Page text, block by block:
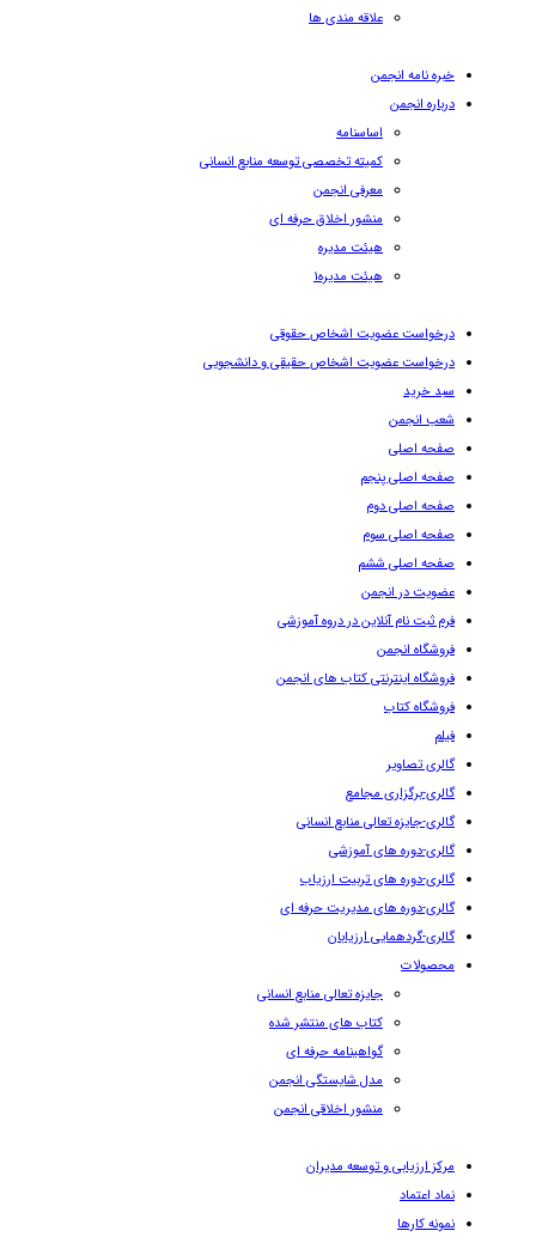
علاقه مندی ها
خبره نامه انجمن
درباره انجمن
اساسنامه
کمیته تخصصی توسعه منابع انسانی
معرفی انجمن
منشور اخلاق حرفه ای
هیئت مدیره
هیئت مدیره۱
درخواست عضویت اشخاص حقوقی
درخواست عضویت اشخاص حقیقی و دانشجویی
سبد خرید
شعب انجمن
صفحه اصلی
صفحه اصلی پنجم
صفحه اصلی دوم
صفحه اصلی سوم
صفحه اصلی ششم
عضویت در انجمن
فرم ثبت نام آنلاین در دروه آموزشی
فروشگاه انجمن
فروشگاه اینترنتی کتاب های انجمن
فروشگاه کتاب
فیلم
گالری تصاویر
گالری-برگزاری مجامع
گالری-جایزه تعالی منابع انسانی
گالری-دوره های آموزشی
گالری-دوره های تربیت ارزیاب
گالری-دوره های مدیریت حرفه ای
گالری-گردهمایی ارزیابان
محصولات
جایزه تعالی منابع انسانی
کتاب های منتشر شده
گواهینامه حرفه ای
مدل شایستگی انجمن
منشور اخلاقی انجمن
مرکز ارزیابی و توسعه مدیران
نماد اعتماد
نمونه کارها